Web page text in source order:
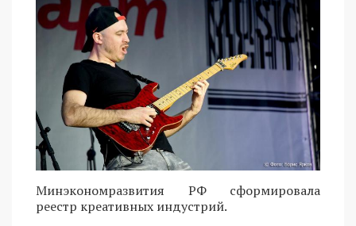
Минэкономразвития РФ сформировала
реестр креативных индустрий.